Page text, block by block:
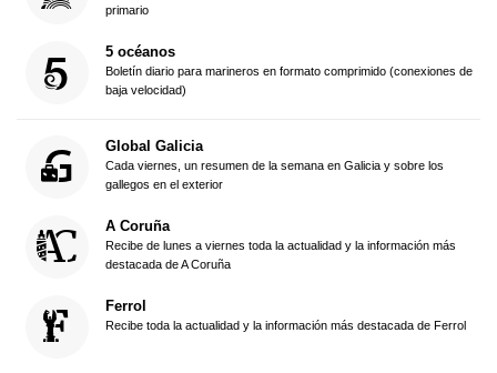
primario
5 océanos
Boletín diario para marineros en formato comprimido (conexiones de
baja velocidad)
Global Galicia
Cada viernes, un resumen de la semana en Galicia y sobre los
gallegos en el exterior
A Coruña
Recibe de lunes a viernes toda la actualidad y la información más
destacada de A Coruña
Ferrol
Recibe toda la actualidad y la información más destacada de Ferrol